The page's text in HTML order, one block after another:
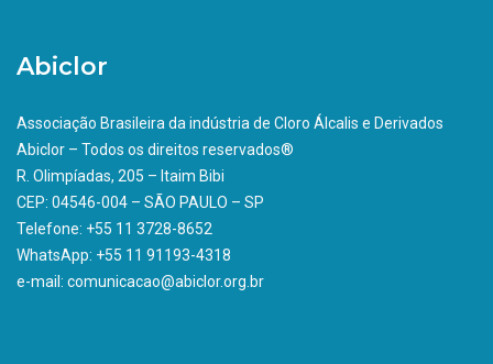
Abiclor
Associação Brasileira da indústria de Cloro Álcalis e Derivados
Abiclor – Todos os direitos reservados®
R. Olimpíadas, 205 – Itaim Bibi
CEP: 04546-004 – SÃO PAULO – SP
Telefone: +55 11 3728-8652
WhatsApp: +55 11 91193-4318
e-mail: comunicacao@abiclor.org.br